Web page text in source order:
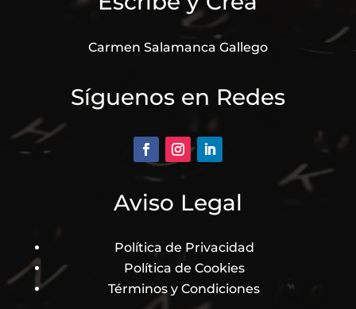
Carmen Salamanca Gallego
Síguenos en Redes
Aviso Legal
Política de Privacidad
Política de Cookies
Términos y Condiciones